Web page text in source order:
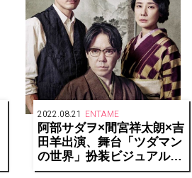
2022.08.21 ENTAME
阿部サダヲ×間宮祥太朗×吉
田羊出演、舞台「ツダマン
の世界」扮装ビジュアル＆
松尾直筆イラスト公開！